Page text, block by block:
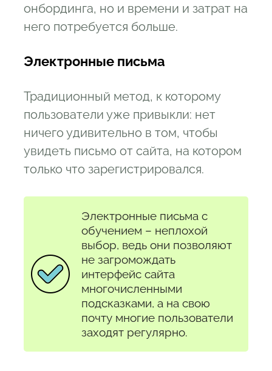
онбординга, но и времени и затрат на
него потребуется больше.
Электронные письма
Традиционный метод, к которому
пользователи уже привыкли: нет
ничего удивительно в том, чтобы
увидеть письмо от сайта, на котором
только что зарегистрировался.
Электронные письма с
обучением – неплохой
выбор, ведь они позволяют
не загромождать
интерфейс сайта
многочисленными
подсказками, а на свою
почту многие пользователи
заходят регулярно.